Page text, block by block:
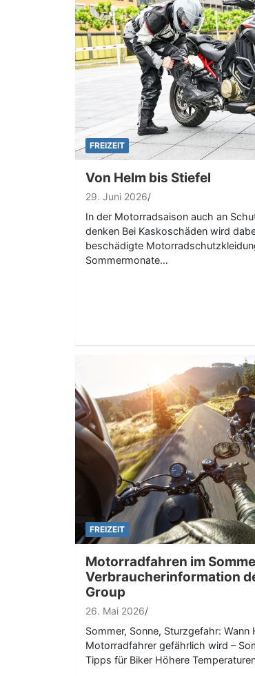
FREIZEIT
Von Helm bis Stiefel
29. Juni 2026
In der Motorradsaison auch an
denken Bei Kaskoschäden wird
beschädigte
Sommermonate…
FREIZEIT
Motorradfahren im
Verbraucherinformation
Group
26. Mai 2026
Sommer, Sonne, Sturzgefahr: Wann
Motorradfahrer gefährlich wird –
Tipps für Biker Höhere